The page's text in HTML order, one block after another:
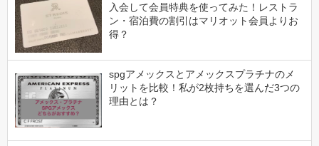
入会して会員特典を使ってみた！レストラ
ン・宿泊費の割引はマリオット会員よりお
得？
spgアメックスとアメックスプラチナのメ
リットを比較！私が2枚持ちを選んだ3つの
理由とは？